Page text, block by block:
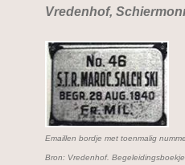
Vredenhof,
Emaillen bordje met toenmalig
Bron: Vredenhof.